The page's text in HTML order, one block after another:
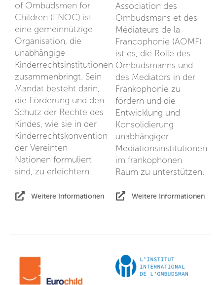
of Ombudsmen for
Children (ENOC) ist
eine gemeinnützige
Organisation, die
unabhängige
Kinderrechtsinstitutionen
zusammenbringt. Sein
Mandat besteht darin,
die Förderung und den
Schutz der Rechte des
Kindes, wie sie in der
Kinderrechtskonvention
der Vereinten
Nationen formuliert
sind, zu erleichtern.
Weitere Informationen
Association des
Ombudsmans et des
Médiateurs de la
Francophonie (AOMF)
ist es, die Rolle des
Ombudsmanns und
des Mediators in der
Frankophonie zu
fördern und die
Entwicklung und
Konsolidierung
unabhängiger
Mediationsinstitutionen
im frankophonen
Raum zu unterstützen.
Weitere Informationen